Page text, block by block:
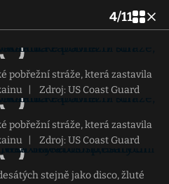
4/11
pobřežní stráže, která zastavila
Zdroj: US Coast Guard
pobřežní stráže, která zastavila
Zdroj: US Coast Guard
stejně jako disco, žluté